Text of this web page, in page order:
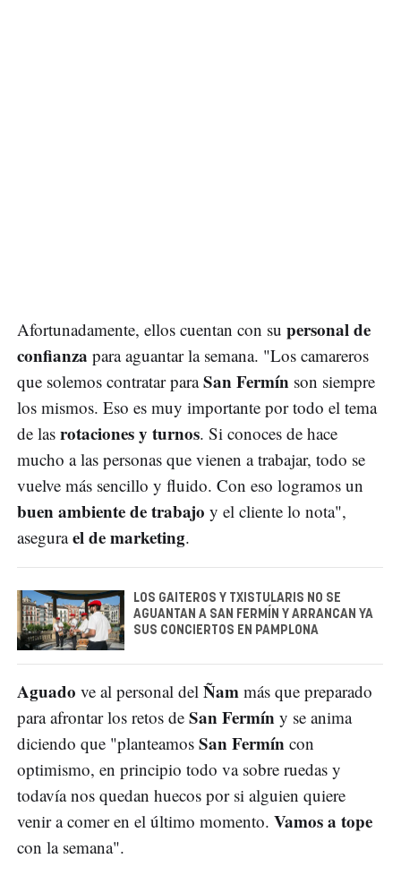
Afortunadamente, ellos cuentan con su personal de
confianza para aguantar la semana. "Los camareros
que solemos contratar paraSan Fermín son siempre
los mismos. Eso es muy importante por todo el tema
de las rotaciones y turnos. Si conoces de hace
mucho a las personas que vienen a trabajar, todo se
vuelve más sencillo y fluido. Con eso logramos un
buen ambiente de trabajo y el cliente lo nota",
asegurael de marketing.
LOS GAITEROS Y TXISTULARIS NO SE
AGUANTAN A SAN FERMÍN Y ARRANCAN YA
SUS CONCIERTOS EN PAMPLONA
Aguado ve al personal del Ñam más que preparado
para afrontar los retos de San Fermín y se anima
diciendo que "planteamos San Fermín con
optimismo, en principio todo va sobre ruedas y
todavía nos quedan huecos por si alguien quiere
venir a comer en el último momento. Vamos a tope
con la semana".